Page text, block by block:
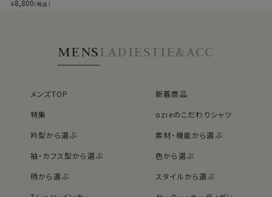
カジュアルはもちろん、スーツやジャケット・ネクタイと合
ーツに、広範囲にコーディネイトできる人気のソフトスト
ネクタイをする場合は、ざっくりとした素材感が特徴のニ
ットタイやフレスコタイ、リネン混のネクタイがおすすめで
ダウン
¥8,800(税込)
MENSLADIESTIE&ACC
メンズTOP
新着商品
特集
ozieのこだわりシャツ
衿型から選ぶ
素材・機能から選ぶ
袖・カフス型から選ぶ
色から選ぶ
柄から選ぶ
スタイルから選ぶ